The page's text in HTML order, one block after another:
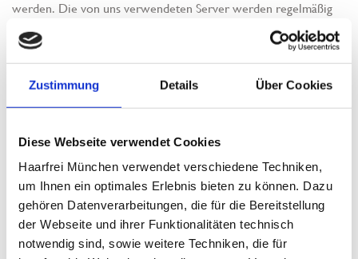
Zustimmung Details Über Cookies
Diese Webseite verwendet Cookies
Haarfrei München verwendet verschiedene Techniken,
um Ihnen ein optimales Erlebnis bieten zu können. Dazu
gehören Datenverarbeitungen, die für die Bereitstellung
der Webseite und ihrer Funktionalitäten technisch
notwendig sind, sowie weitere Techniken, die für
werden. Die von uns verwendeten Server werden regelmäßig
sorgfältig gesichert.
Weitergabe von Daten an Dritte
nur innerhalb unseres Unternehmens.
Verträgen einschalten (z.B. im IT Bereich Hosting Firmen)
erhalten diese personenbezogenen Daten nur in dem Umfang,
in welchem die Übermittlung für die entsprechende Leistung
erforderlich ist.
Für den Fall, dass wir bestimmte Teile der Datenverarbeitung